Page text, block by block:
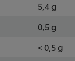
5,4 g
0,5 g
< 0,5 g